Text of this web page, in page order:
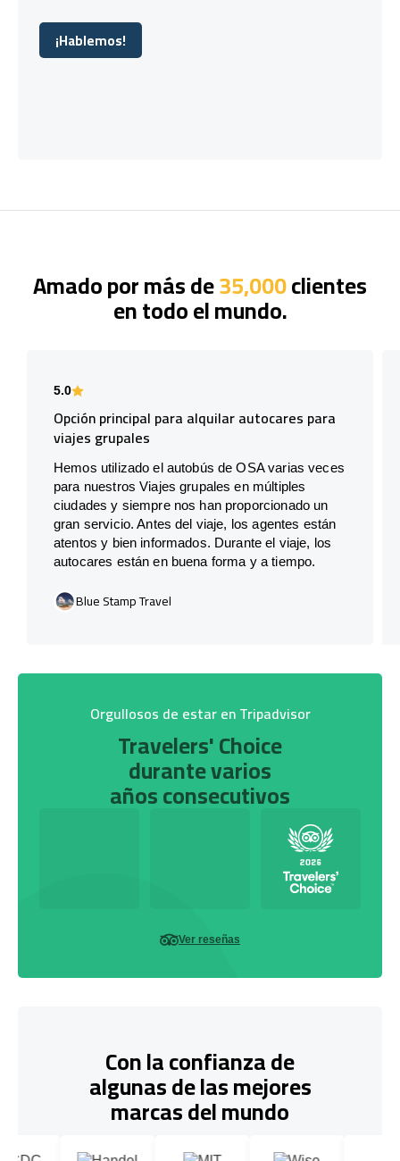
¡Hablemos!
¡Hablemos!
Amado por más de35,000clientes
en todo el mundo.
5.0
Opción principal para alquilar autocares para
viajes grupales
Hemos utilizado el autobús de OSA varias veces
para nuestros Viajes grupales en múltiples
ciudades y siempre nos han proporcionado un
gran servicio. Antes del viaje, los agentes están
atentos y bien informados. Durante el viaje, los
autocares están en buena forma y a tiempo.
Blue Stamp Travel
Orgullosos de estar en Tripadvisor
Travelers' Choice
durante varios
años consecutivos
Ver reseñas
Con la confianza de
algunas de las mejores
marcas del mundo